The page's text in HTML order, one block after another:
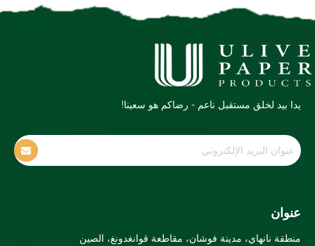
يدا بيد لخلق مستقبل ناعم - رضاكم هو سعينا!
عنوان
منطقة نانهاي، مدينة فوشان، مقاطعة قوانغدونغ، الصين